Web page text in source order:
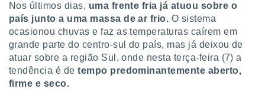
ou
no
como
um perfil
lhe
Nos últimos dias, uma frente fria já atuou sobre o
país junto a uma massa de ar frio. O sistema
ocasionou chuvas e faz as temperaturas caírem em
grande parte do centro-sul do país, mas já deixou de
atuar sobre a região Sul, onde nesta terça-feira (7) a
tendência é detempo predominantemente aberto,
firme e seco.